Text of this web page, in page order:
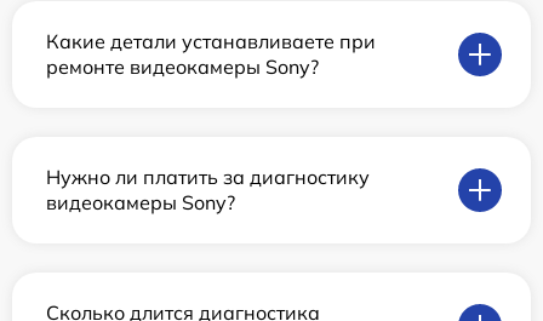
Какие детали устанавливаете при
ремонте видеокамеры Sony?
Нужно ли платить за диагностику
видеокамеры Sony?
Сколько длится диагностика